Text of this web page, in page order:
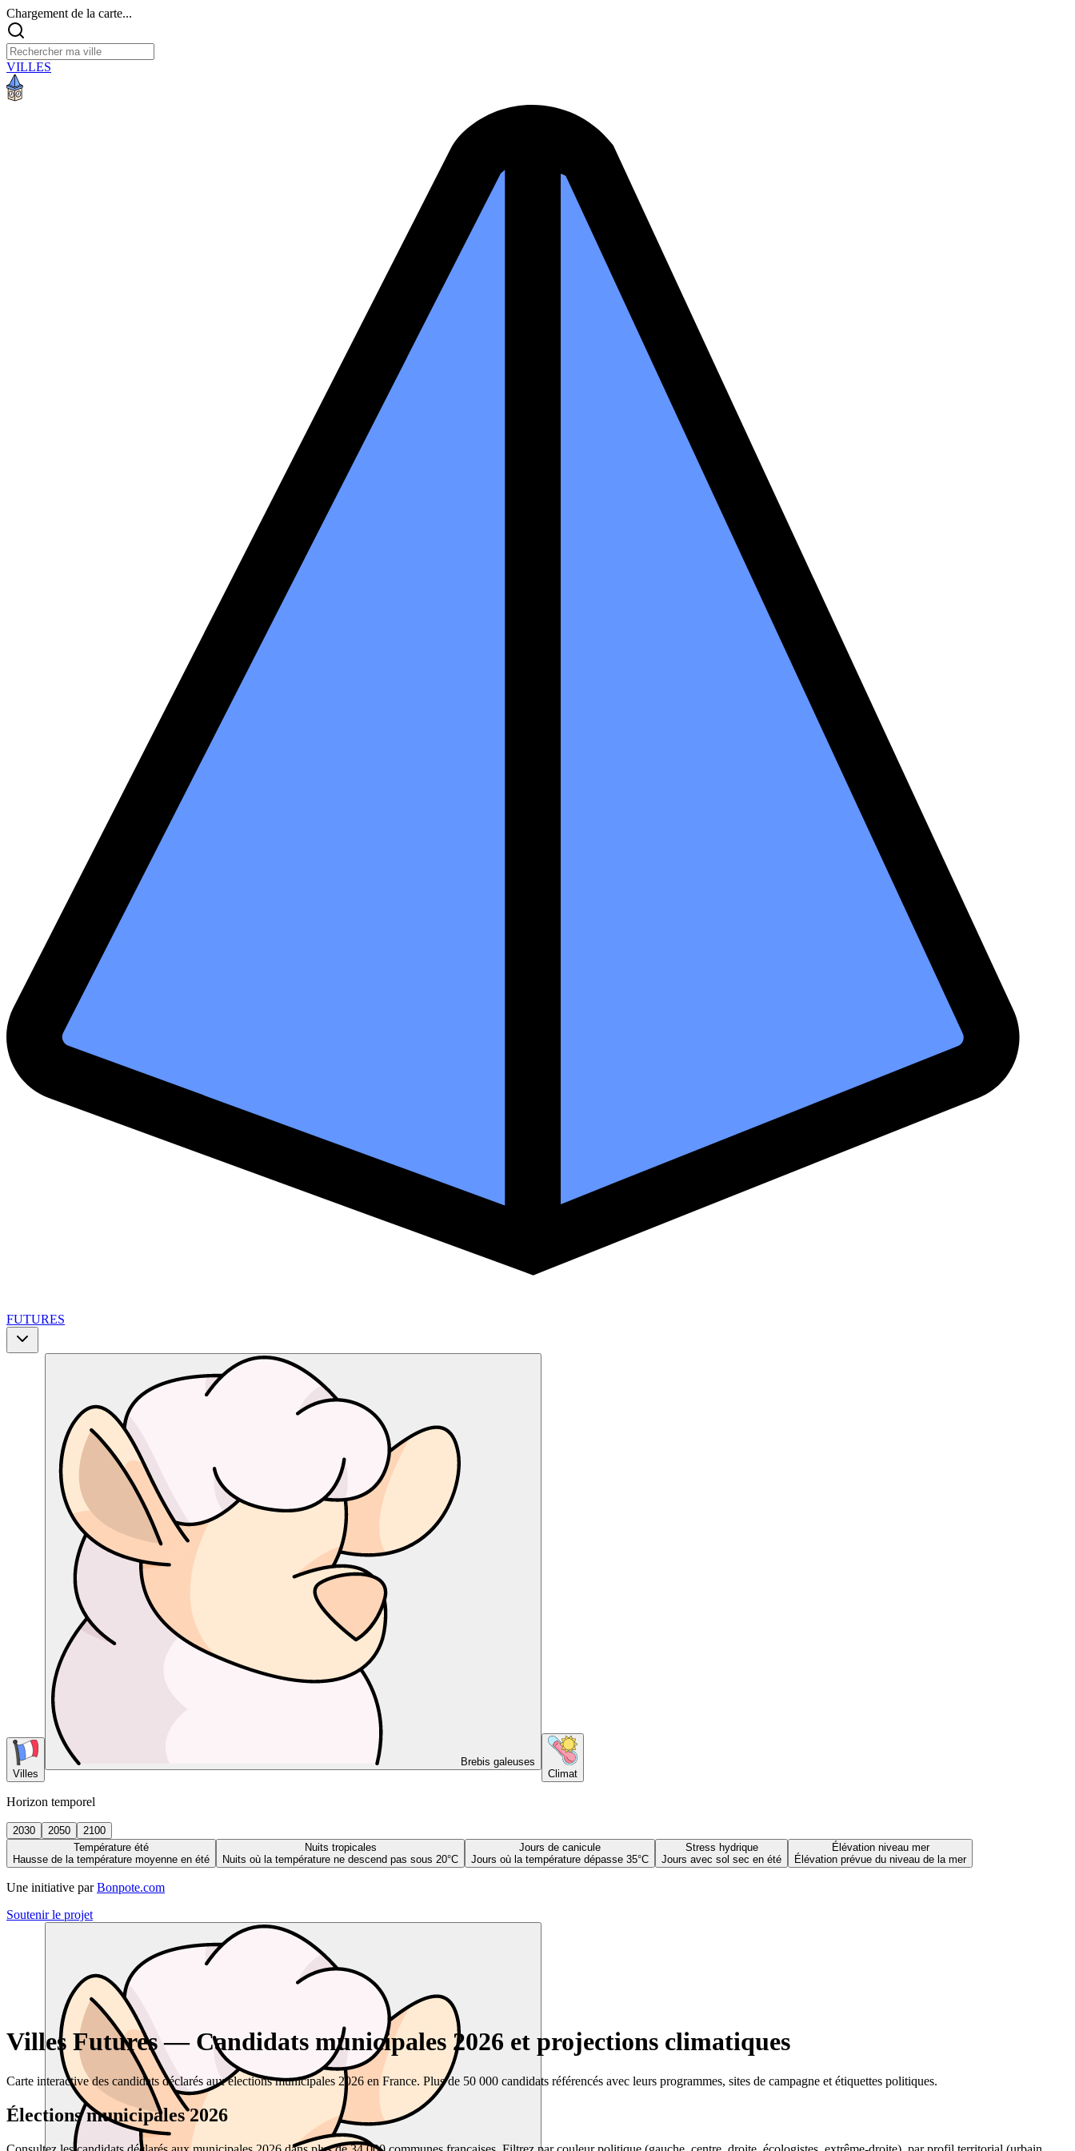
Chargement de la carte...
VILLES
FUTURES
Villes
Brebis galeuses
Climat
Horizon temporel
2030 2050
2100
Température été
Hausse de la température moyenne en été
Nuits tropicales
Nuits où la température ne descend pas sous 20°C
Jours de canicule
Jours où la température dépasse 35°C
Stress hydrique
Jours avec sol sec en été
Élévation niveau mer
Élévation prévue du niveau de la mer
Une initiative par Bonpote.com
Soutenir le projet
Villes Futures — Candidats municipales 2026 et projections climatiques
Carte interactive des candidats déclarés aux élections municipales 2026 en France. Plus de 50 000 candidats référencés avec leurs programmes, sites de campagne et étiquettes politiques.
Élections municipales 2026